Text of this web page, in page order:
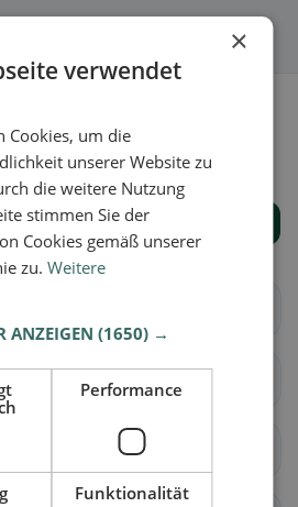
für deine Restaurantsuche.
Orte anzeigen
Affoltern am Albis
Hausen am Albis
×
verwendet
Cookies, um die
unserer Website zu
die weitere Nutzung
stimmen Sie der
Cookies gemäß unserer
zu.Weitere
ANZEIGEN(1650) →
Performance
Funktionalität